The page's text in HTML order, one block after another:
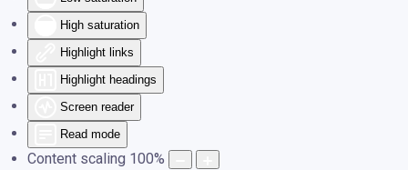
High saturation
Highlight links
Highlight headings
Screen reader
Read mode
Content scaling 100%